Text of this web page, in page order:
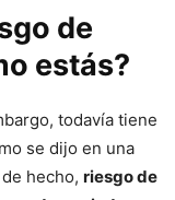
de
estás?
todavía tiene
se dijo en una
hecho, riesgo de